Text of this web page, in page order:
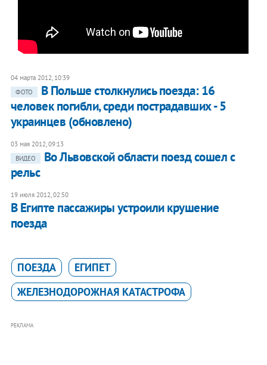
04 марта 2012, 10:39
ФОТО
В Польше столкнулись поезда: 16
человек погибли, среди пострадавших - 5
украинцев (обновлено)
03 мая 2012, 09:13
ВИДЕО
Во Львовской области поезд сошел с
рельс
19 июля 2012, 02:50
В Египте пассажиры устроили крушение
поезда
ПОЕЗДА
ЕГИПЕТ
ЖЕЛЕЗНОДОРОЖНАЯ КАТАСТРОФА
РЕКЛАМА